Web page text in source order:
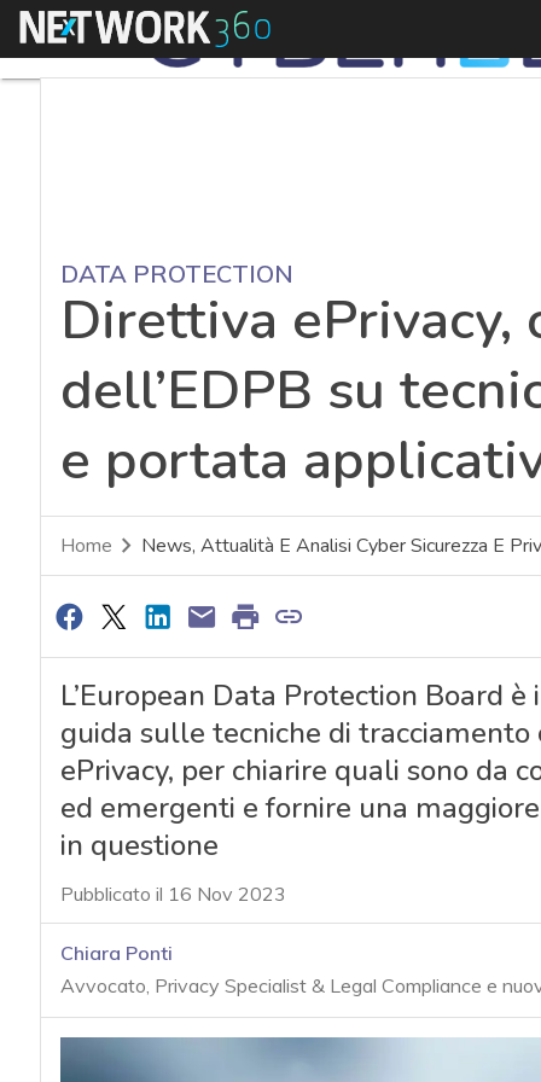
Menu
DATA PROTECTION
Direttiva ePrivacy,
dell’EDPB su
e portata
Home News, Attualità E Analisi Cyber Sicurezza E
L’European Data Protection Board
guida sulle tecniche di
ePrivacy, per chiarire quali sono da
ed emergenti e fornire una
in questione
Pubblicato il 16 Nov 2023
Chiara Ponti
Avvocato, Privacy Specialist & Legal Compliance e